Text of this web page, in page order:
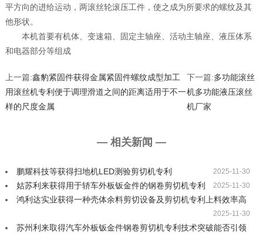
平方向的进给运动，两滚丝轮滚压工件，使之成为所要求的螺纹及其
他形状。
本机首要有机体、变速箱、固定主轴座、活动主轴座、液压体系
和电器部分等组成
上一篇:鑫豹紧固件获得金属紧固件螺纹成型加工
用滚丝机专利便于调理滑道之间的距离适用于不一
样的尺度金属
下一篇:多功能滚丝
机多功能液压滚丝
机厂家
— 相关新闻 —
鹏耀科技等获得扫地机LED测验剪切机专利 2025-11-30
姑苏利来获得用于轿车外板钣金件的钢卷剪切机专利 2025-11-30
鸿利达实业获得一种壳体余料剪切设备及剪切机专利上料效率高
2025-11-30
苏州利来取得汽车外板钣金件钢卷剪切机专利技术突破能否引领